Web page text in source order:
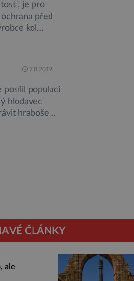
je pro
před
kol
podrobněji
7.8.2019
posílil populaci
hlodavec
hraboše
ČLÁNKY
ale